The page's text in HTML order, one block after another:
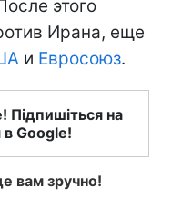
этого
Ирана, еще
и Евросоюз.
Підпишіться на
в Google!
вам зручно!